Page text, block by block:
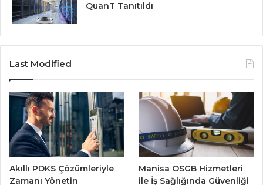
QuanT Tanıtıldı
Last Modified
Akıllı PDKS Çözümleriyle
Zamanı Yönetin
Manisa OSGB Hizmetleri
ile İş Sağlığında Güvenliği